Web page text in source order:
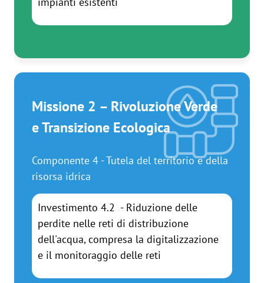
Missione 2 – Rivoluzione Verde
e Transizione Ecologica
Componente 4 - Tutela del territorio e della
risorsa idrica
Investimento 4.2 - Riduzione delle
perdite nelle reti di distribuzione
dell'acqua, compresa la digitalizzazione
e il monitoraggio delle reti